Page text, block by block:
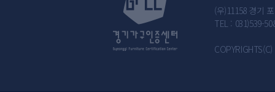
(우)11158 경기
TEL : 031)539-